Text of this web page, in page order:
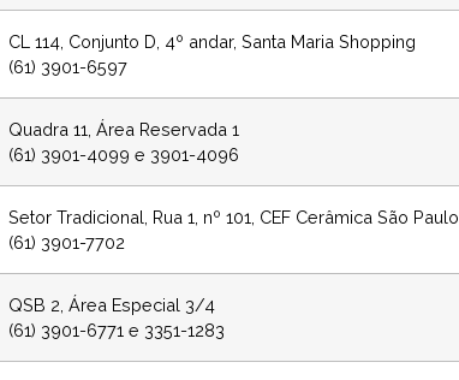
CL 114, Conjunto D, 4º andar, Santa Maria Shopping
(61) 3901-6597
Quadra 11, Área Reservada 1
(61) 3901-4099 e 3901-4096
Setor Tradicional, Rua 1, nº 101, CEF Cerâmica São Paulo
(61) 3901-7702
QSB 2, Área Especial 3/4
(61) 3901-6771 e 3351-1283